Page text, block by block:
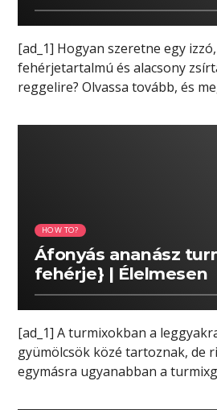
[ad_1] Hogyan szeretne egy
fehérjetartalmú és alacsony
reggelire? Olvassa tovább, és
HOW TO?
Áfonyás ananász
fehérje} | Élelmesen
[ad_1] A turmixokban a
gyümölcsök közé tartoznak, de
egymásra ugyanabban a